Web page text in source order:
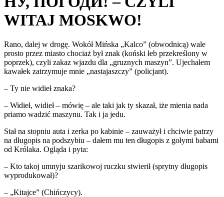
WITAJ MOSKWO!
Rano, dalej w drogę. Wokół Mińska „Kalco” (obwodnicą) wale
prosto przez miasto chociaż był znak (koński łeb przekreślony w
poprzek), czyli zakaz wjazdu dla „gruznych maszyn”. Ujechałem
kawałek zatrzymuje mnie „nastajaszczy” (policjant).
– Ty nie widieł znaka?
– Widieł, widieł – mówię – ale taki jak ty skazał, iże mienia nada
priamo wadzić maszynu. Tak i ja jedu.
Stał na stopniu auta i zerka po kabinie – zauważył i chciwie patrzy
na długopis na podszybiu – dałem mu ten długopis z gołymi babami
od Królaka. Ogląda i pyta:
– Kto takoj umnyju szarikowoj ruczku stwierił (sprytny długopis
wyprodukował)?
– „Kitajce” (Chińczycy).